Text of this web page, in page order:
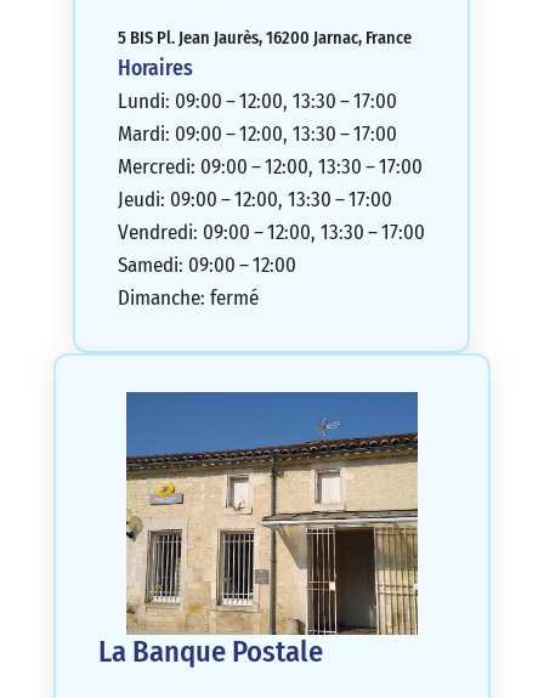
5 BIS Pl. Jean Jaurès, 16200 Jarnac, France
Horaires
Lundi: 09:00 – 12:00, 13:30 – 17:00
Mardi: 09:00 – 12:00, 13:30 – 17:00
Mercredi: 09:00 – 12:00, 13:30 – 17:00
Jeudi: 09:00 – 12:00, 13:30 – 17:00
Vendredi: 09:00 – 12:00, 13:30 – 17:00
Samedi: 09:00 – 12:00
Dimanche: fermé
La Banque Postale